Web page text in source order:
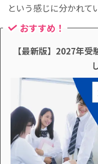
という感じに分かれて
おすすめ！
【最新版】2027年